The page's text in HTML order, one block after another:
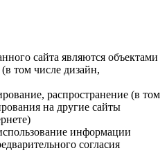
сайта являются объектами
(в том числе дизайн,
распространение (в том
на другие сайты
информации
согласия